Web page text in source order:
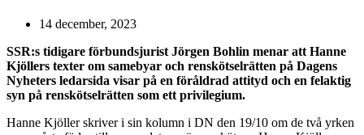
14 december, 2023
SSR:s tidigare förbundsjurist Jörgen Bohlin menar att Hanne
Kjöllers texter om samebyar och renskötselrätten på Dagens
Nyheters ledarsida visar på en föråldrad attityd och en felaktig
syn på renskötselrätten som ett privilegium.
Hanne Kjöller skriver i sin kolumn i DN den 19/10 om de två yrken